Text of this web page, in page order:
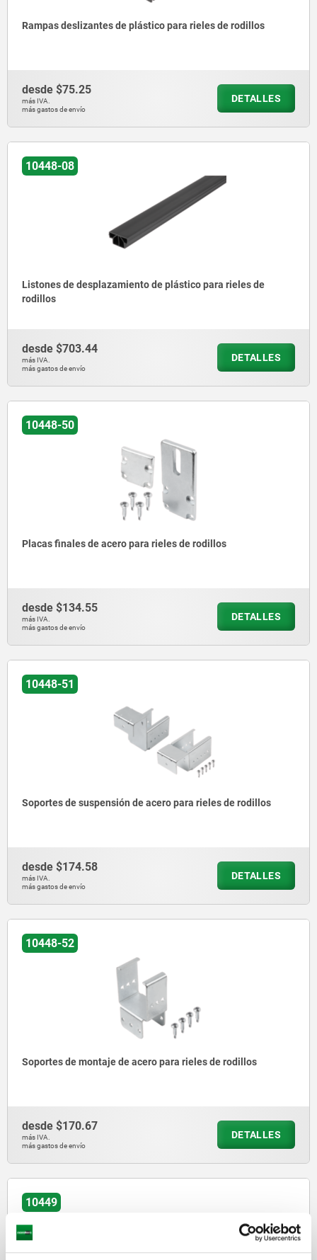
Rampas deslizantes de plástico para rieles de rodillos
desde $75.25
más IVA.
más gastos de envío
DETALLES
10448-08
Listones de desplazamiento de plástico para rieles de
rodillos
desde $703.44
más IVA.
más gastos de envío
DETALLES
10448-50
Placas finales de acero para rieles de rodillos
desde $134.55
más IVA.
más gastos de envío
DETALLES
10448-51
Soportes de suspensión de acero para rieles de rodillos
desde $174.58
más IVA.
más gastos de envío
DETALLES
10448-52
Soportes de montaje de acero para rieles de rodillos
desde $170.67
más IVA.
más gastos de envío
DETALLES
10449